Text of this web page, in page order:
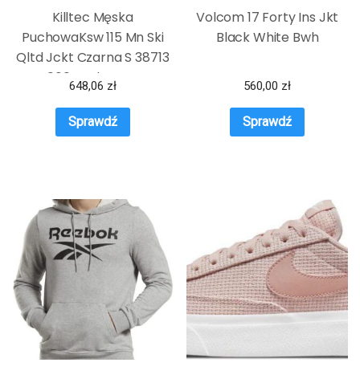
Killtec Męska
PuchowaKsw 115 Mn Ski
Qltd Jckt Czarna S 38713
000 Dark Moss
648,06 zł
Sprawdź
Volcom 17 Forty Ins Jkt
Black White Bwh
560,00 zł
Sprawdź